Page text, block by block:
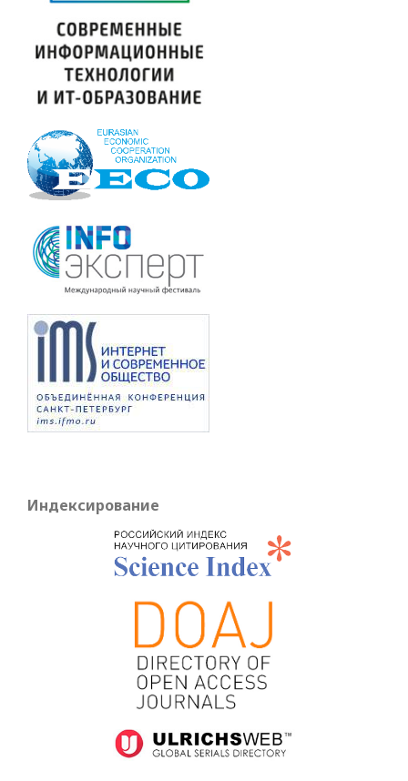
Индексирование